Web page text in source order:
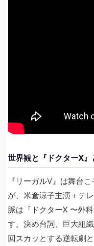
世界観と『ドクターX』
『リーガルV』は舞台
が、米倉涼子主演＋テ
脈は『ドクターX 〜外
す。決め台詞、巨大組
回スカッとする逆転劇